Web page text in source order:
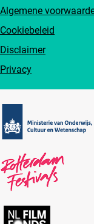
Algemene
Cookiebeleid
Disclaimer
Privacy